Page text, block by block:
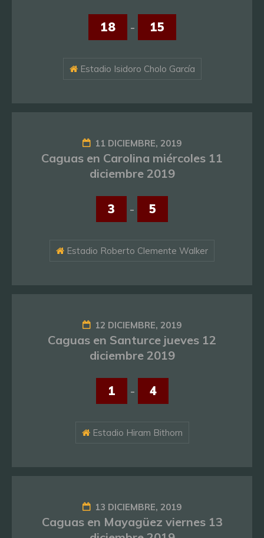
18 - 15
Estadio Isidoro Cholo García
11 DICIEMBRE, 2019
Caguas en Carolina miércoles 11
diciembre 2019
3 - 5
Estadio Roberto Clemente Walker
12 DICIEMBRE, 2019
Caguas en Santurce jueves 12
diciembre 2019
1 - 4
Estadio Hiram Bithorn
13 DICIEMBRE, 2019
Caguas en Mayagüez viernes 13